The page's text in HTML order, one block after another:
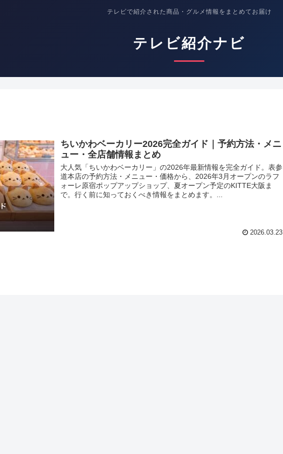
テレビで紹介された商品・グルメ情報をまとめてお届け
テレビ紹介ナビ
ちいかわベーカリー2026完全ガイド｜予約方法・メニ
ュー・全店舗情報まとめ
大人気「ちいかわベーカリー」の2026年最新情報を完全ガイド。表参
道本店の予約方法・メニュー・価格から、2026年3月オープンのラフ
ォーレ原宿ポップアップショップ、夏オープン予定のKITTE大阪ま
で。行く前に知っておくべき情報をまとめます。...
2026.03.23